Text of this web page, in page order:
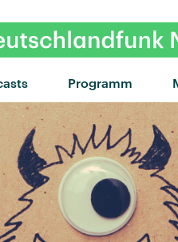
Programm
"Blindflug" von